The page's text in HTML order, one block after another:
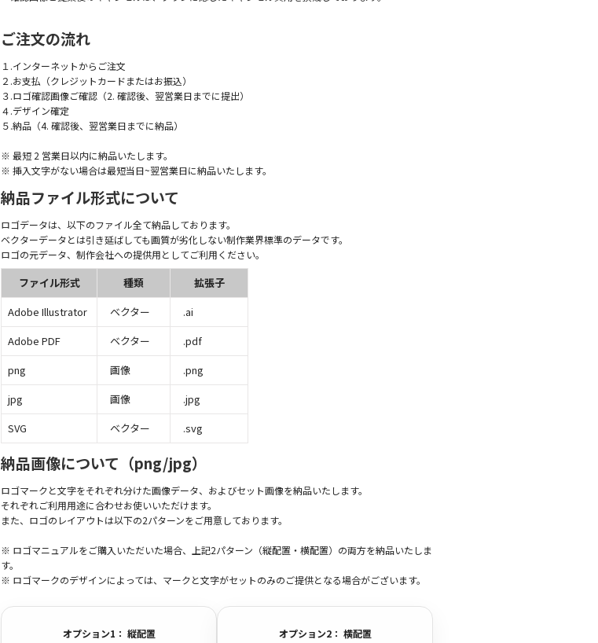
ご注文の流れ
１.インターネットからご注文
２.お支払（クレジットカードまたはお振込）
３.ロゴ確認画像ご確認（2. 確認後、翌営業日までに提出）
４.デザイン確定
５.納品（4. 確認後、翌営業日までに納品）
※ 最短 2 営業日以内に納品いたします。
※ 挿入文字がない場合は最短当日~翌営業日に納品いたします。
納品ファイル形式について
ロゴデータは、以下のファイル全て納品しております。
ベクターデータとは引き延ばしても画質が劣化しない制作業界標準のデータです。
ロゴの元データ、制作会社への提供用としてご利用ください。
ファイル形式 種類
拡張子
Adobe Illustrator
ベクター
.ai
Adobe PDF
ベクター
.pdf
png
画像
.png
jpg
画像
.jpg
SVG
ベクター .svg
納品画像について（png/jpg）
ロゴマークと文字をそれぞれ分けた画像データ、およびセット画像を納品いたします。
それぞれご利用用途に合わせお使いいただけます。
また、ロゴのレイアウトは以下の2パターンをご用意しております。
※ ロゴマニュアルをご購入いただいた場合、上記2パターン（縦配置・横配置）の両方を納品いたしま
す。
※ ロゴマークのデザインによっては、マークと文字がセットのみのご提供となる場合がございます。
オプション1： 縦配置 オプション2： 横配置